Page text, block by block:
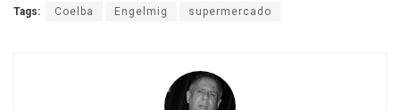
Tags: Coelba Engelmig supermercado